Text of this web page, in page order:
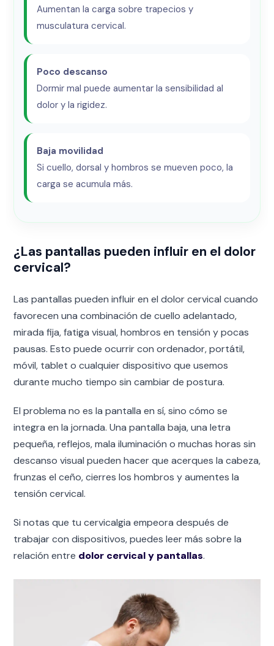
Aumentan la carga sobre trapecios y
musculatura cervical.
Poco descanso
Dormir mal puede aumentar la sensibilidad al
dolor y la rigidez.
Baja movilidad
Si cuello, dorsal y hombros se mueven poco, la
carga se acumula más.
¿Las pantallas pueden influir en el dolor
cervical?
Las pantallas pueden influir en el dolor cervical cuando
favorecen una combinación de cuello adelantado,
mirada fija, fatiga visual, hombros en tensión y pocas
pausas. Esto puede ocurrir con ordenador, portátil,
móvil, tablet o cualquier dispositivo que usemos
durante mucho tiempo sin cambiar de postura.
El problema no es la pantalla en sí, sino cómo se
integra en la jornada. Una pantalla baja, una letra
pequeña, reflejos, mala iluminación o muchas horas sin
descanso visual pueden hacer que acerques la cabeza,
frunzas el ceño, cierres los hombros y aumentes la
tensión cervical.
Si notas que tu cervicalgia empeora después de
trabajar con dispositivos, puedes leer más sobre la
relación entre dolor cervical y pantallas.